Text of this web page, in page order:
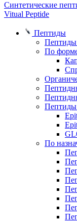
Синтетические
Vitual Peptide
Пептиды
По
Пептиды
По